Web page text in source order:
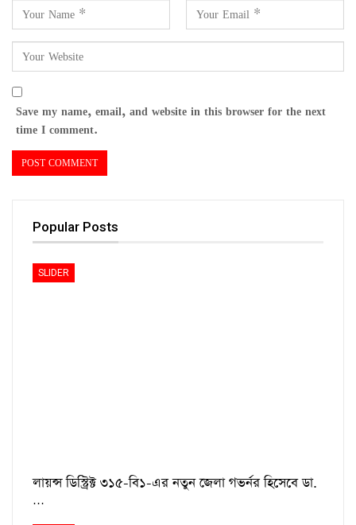
Save my name, email, and website in this browser for the next
time I comment.
Popular Posts
SLIDER
লায়ন্স ডিস্ট্রিক্ট ৩১৫-বি১-এর নতুন জেলা গভর্নর হিসেবে ডা.
…